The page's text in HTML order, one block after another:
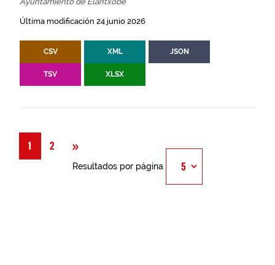
Última modificación 24 junio 2026
CSV XML JSON
TSV XLSX
1 2 »
Resultados por página